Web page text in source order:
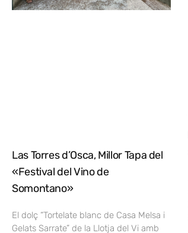
Las Torres d’Osca, Millor Tapa del
«Festival del Vino de
Somontano»
El dolç “Tortelate blanc de Casa Melsa i
Gelats Sarrate” de la Llotja del Vi amb